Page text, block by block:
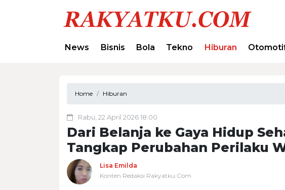
News Bisnis Bola Tekno Hiburan
Home Hiburan
Rabu, 22 April 2026 18:00
Dari Belanja ke Gaya Hidup
Tangkap Perubahan Perilaku
Lisa Emilda
Konten Redaksi Rakyatku.Com